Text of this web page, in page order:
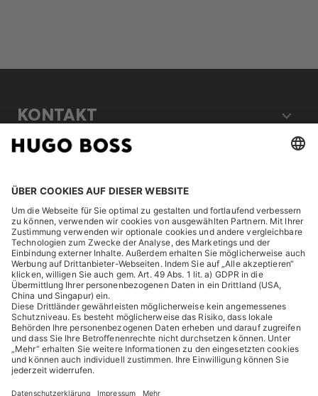
KONTAKT
ENTDECKEN
HUGO BOSS Corporate